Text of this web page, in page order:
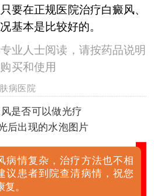
要在正规医院治疗白癜风、
基本是比较好的。
业人士阅读，请按药品说明
买和使用
病医院
是否可以做光疗
后出现的水泡图片
病情复杂，治疗方法也不相
议患者到院查清病情，祝您
。